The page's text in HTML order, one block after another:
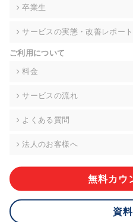
て、下記の当社問合わせ窓口に
的な期間内に対応いたします。
により、ご希望に添えない場合
グなどの個人情報以外の情報に
株式会社div 個人情報問合せ窓口
メールアドレス
ご本人様が当社に個人情報を
応ができない場合があります。
卒業生
サービスの実態・改善レポート
ご利用について
料金
サービスの流れ
よくある質問
法人のお客様へ
無料カウ
資